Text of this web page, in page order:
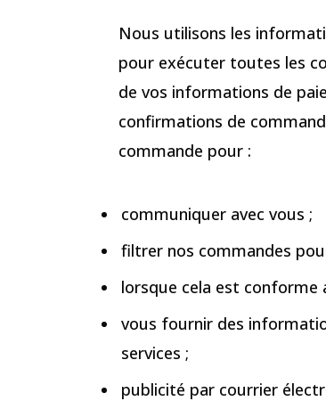
Nous utilisons les
pour exécuter toutes les
de vos informations de
confirmations de
commande pour :
communiquer avec vous ;
filtrer nos commandes
lorsque cela est conforme
vous fournir des
services ;
publicité par courrier